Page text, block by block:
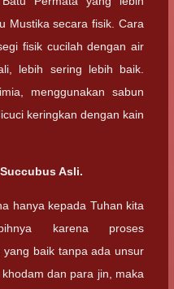
Mustika secara fisik. Cara
fisik cucilah dengan air
lebih sering lebih baik.
menggunakan sabun
keringkan dengan kain
Asli.
hanya kepada Tuhan kita
karena proses
baik tanpa ada unsur
dan para jin, maka